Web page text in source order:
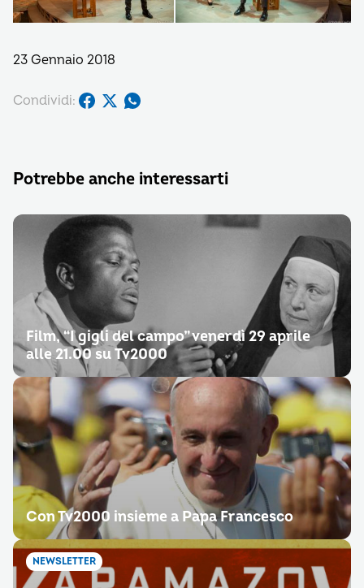
23 Gennaio 2018
Condividi:
Potrebbe anche interessarti
Film, “I gigli del campo” venerdì 29 aprile
alle 21.00 su Tv2000
Con Tv2000 insieme a Papa Francesco
NEWSLETTER